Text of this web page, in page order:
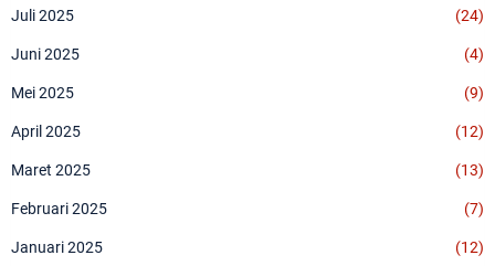
Juli 2025 (24)
Juni 2025 (4)
Mei 2025 (9)
April 2025 (12)
Maret 2025 (13)
Februari 2025 (7)
Januari 2025 (12)